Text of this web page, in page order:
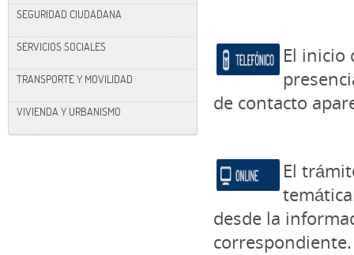
SEGURIDAD CIUDADANA
SERVICIOS SOCIALES
TRANSPORTE Y MOVILIDAD
VIVIENDA Y URBANISMO
El inicio
de contacto
El
desde la
correspondiente.